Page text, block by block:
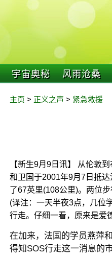
宇宙奥秘 风雨沧桑
主页 > 正义之声 > 紧急救援
【新生9月9日讯】 从伦敦
和卫国于2001年9月7日抵
了67英里(108公里)。两位
(译注：一天半夜3点，几位
行走。仔细一看，原来是爱
在加来，法国的学员燕萍
得知SOS行走这一消息的